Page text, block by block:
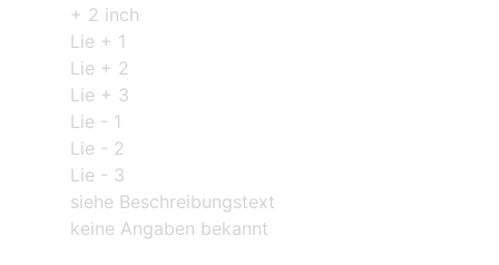
+ 2 inch
Lie + 1
Lie + 2
Lie + 3
Lie - 1
Lie - 2
Lie - 3
siehe Beschreibungstext
keine Angaben bekannt